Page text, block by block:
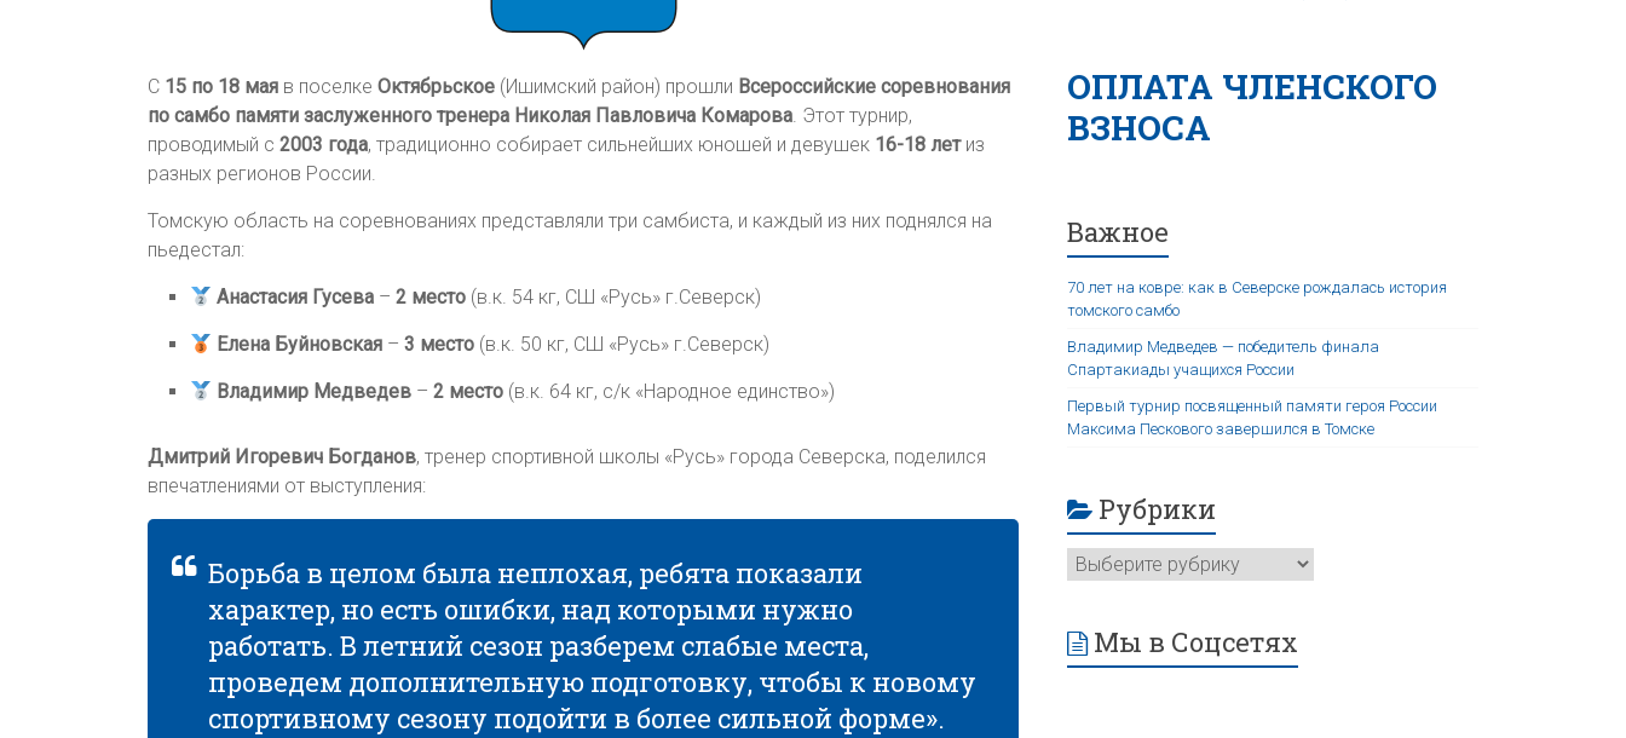
С 15 по 18 мая в поселке Октябрьское (Ишимский район) прошли Всероссийские соревнования
по самбо памяти заслуженного тренера Николая Павловича Комарова. Этот турнир,
проводимый с 2003 года, традиционно собирает сильнейших юношей и девушек 16-18 летиз
разных регионов России.
Томскую область на соревнованиях представляли три самбиста, и каждый из них поднялся на
пьедестал:
Анастасия Гусева –2 место (в.к. 54 кг, СШ «Русь» г.Северск)
Елена Буйновская –3 место (в.к. 50 кг, СШ «Русь» г.Северск)
Владимир Медведев –2 место (в.к. 64 кг, с/к «Народное единство»)
Дмитрий Игоревич Богданов, тренер спортивной школы «Русь» города Северска, поделился
впечатлениями от выступления:
Борьба в целом была неплохая, ребята показали
характер, но есть ошибки, над которыми нужно
работать. В летний сезон разберем слабые места,
проведем дополнительную подготовку, чтобы к новому
спортивному сезону подойти в более сильной форме».
ОПЛАТА ЧЛЕНСКОГО
ВЗНОСА
Важное
70 лет на ковре: как в Северске рождалась история
томского самбо
Владимир Медведев — победитель финала
Спартакиады учащихся России
Первый турнир посвященный памяти героя России
Максима Пескового завершился в Томске
Рубрики
Мы в Соцсетях